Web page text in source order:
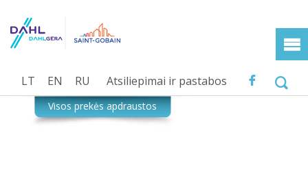
Atsiliepimai ir pastabos
LT EN RU